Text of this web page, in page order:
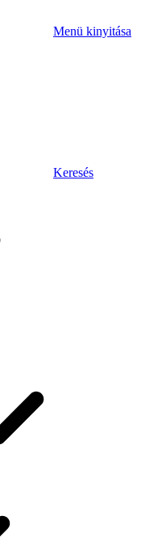
Menü kinyitása
Keresés